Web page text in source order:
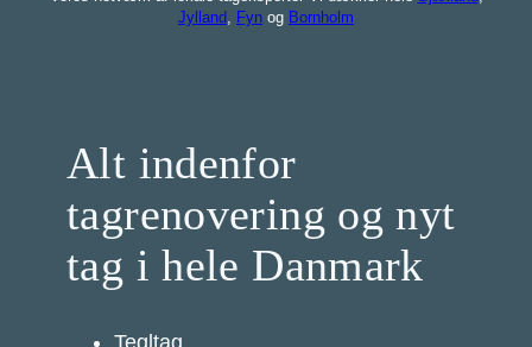
Jylland
Fyn og Bornholm
Alt indenfor
tagrenovering og nyt
tag i hele Danmark